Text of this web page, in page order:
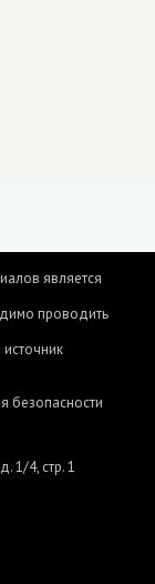
является
проводить
безопасности
1/4, стр. 1